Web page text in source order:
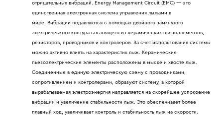
отрицательных вибраций. Energy Management Circuit (EMC) — это
единственная электронная система управления лыжами в
мире. Вибрации подавляются с помощью двойного замкнутого
электрического контура состоящего из керамических пьезоэлементов,
резисторов, проводников и контролеров. За счет использования системы
можно активно влиять на характеристик лыж. Керамические
пьезоэлектрические элементы расположены в мыске и хвосте лыж.
Соединенные в единую электрическую схему с проводниками,
сопротивлением и контролерами, образуют систему, в которой
вырабатываемая электроэнергия направляется на скорейшее успокоение
вибрации и увеличение стабильности лыж. Это обеспечивает более
плавный ход, увеличивает контроль и стабильность лыж на скорости.